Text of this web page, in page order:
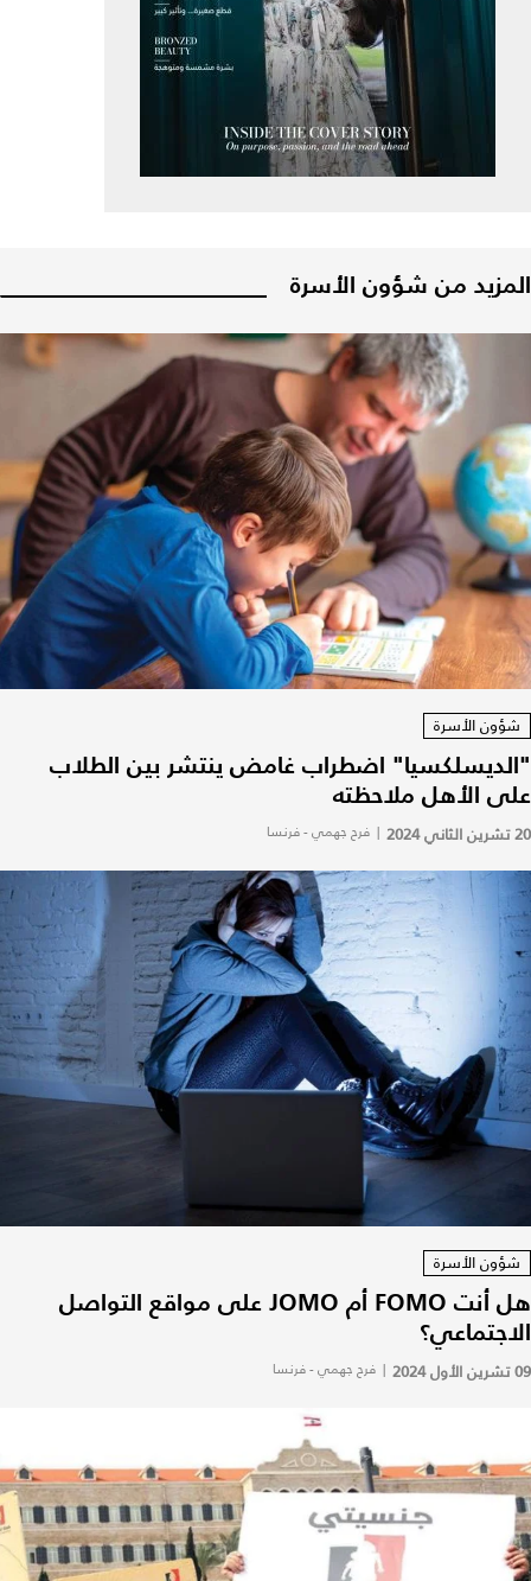
المزيد من شؤون الأسرة
شؤون الأسرة
"الديسلكسيا" اضطراب غامض ينتشر بين الطلاب
على الأهل ملاحظته
20 تشرين الثاني 2024 | فرح جهمي - فرنسا
شؤون الأسرة
هل أنت FOMO أم JOMO على مواقع التواصل
الاجتماعي؟
09 تشرين الأول 2024 | فرح جهمي - فرنسا